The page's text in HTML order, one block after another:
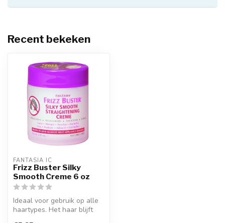
Recent bekeken
FANTASIA IC
Frizz Buster Silky
Smooth Creme 6 oz
Ideaal voor gebruik op alle
haartypes. Het haar blijft